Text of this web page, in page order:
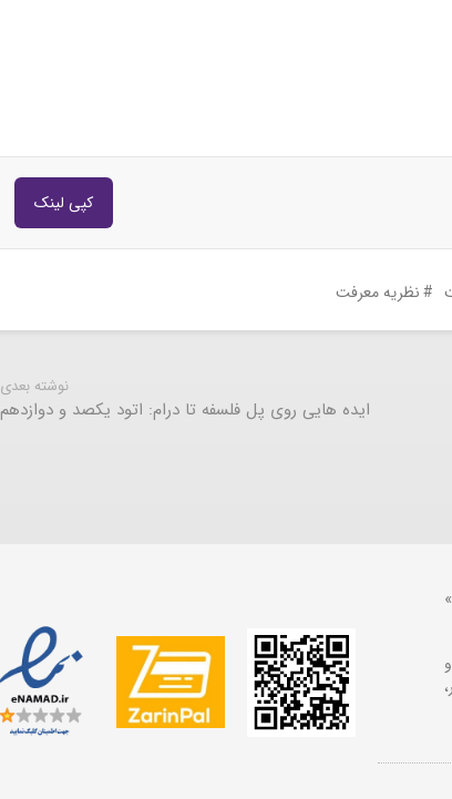
کپی لینک
نظریه معرفت
نوشته بعدی
ایده هایی روی پل فلسفه تا درام: اتود یکصد و دوازدهم